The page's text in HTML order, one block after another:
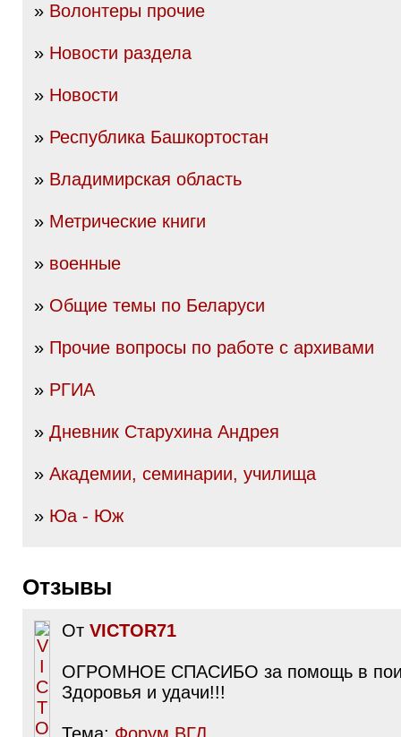
» Волонтеры прочие
» Новости раздела
» Новости
» Республика Башкортостан
» Владимирская область
» Метрические книги
» военные
» Общие темы по Беларуси
» Прочие вопросы по работе с архивами
» РГИА
» Дневник Старухина Андрея
» Академии, семинарии, училища
» Юа - Юж
Отзывы
От VICTOR71
ОГРОМНОЕ СПАСИБО за помощь в
Здоровья и удачи!!!